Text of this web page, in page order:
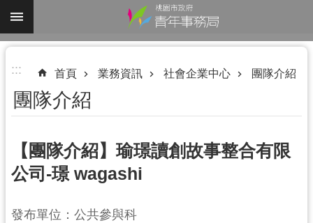
跳到主要內容區塊
進
階
搜
尋
認
我
::: 首頁 業務資訊 社會企業中心 團隊介紹
團隊介紹
【團隊介紹】瑜璟讀創故事整合有限
公司-璟 wagashi
發布單位：公共參與科